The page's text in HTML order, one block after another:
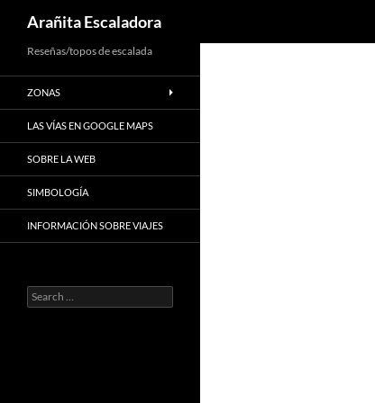
to
content
Arañita Escaladora
Reseñas/topos de escalada
ZONAS
LAS VÍAS EN GOOGLE MAPS
SOBRE LA WEB
SIMBOLOGÍA
INFORMACIÓN SOBRE VIAJES
Search
for: